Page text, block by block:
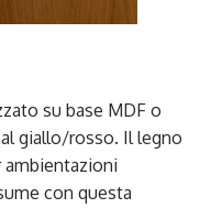
su base MDF o
giallo/rosso. Il legno
con questa